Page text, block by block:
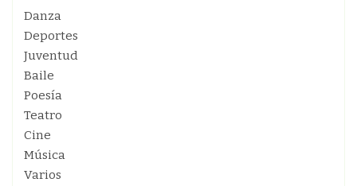
Danza
Deportes
Juventud
Baile
Poesía
Teatro
Cine
Música
Varios